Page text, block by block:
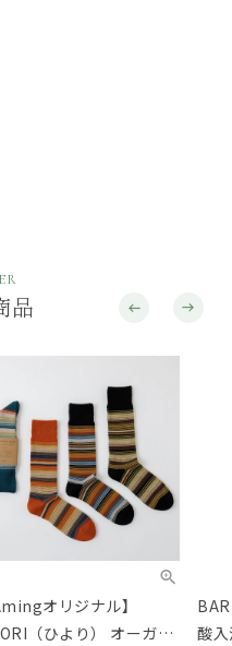
品
オリジナル】
（ひより） オーガニ
酸